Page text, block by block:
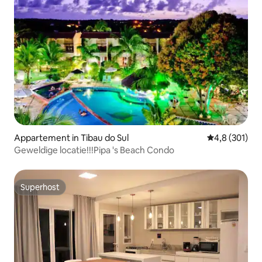
Appartement in Tibau do Sul Gemiddelde
4,8 (301)
Geweldige locatie!!!Pipa 's Beach Condo
Superhost
Superhost